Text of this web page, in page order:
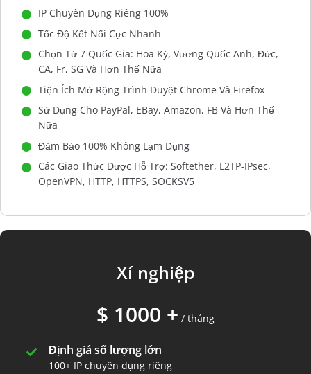
IP Chuyên Dụng Riêng 100%
Tốc Độ Kết Nối Cực Nhanh
Chọn Từ 7 Quốc Gia: Hoa Kỳ, Vương Quốc Anh, Đức,
CA, Fr, SG Và Hơn Thế Nữa
Tiện Ích Mở Rộng Trình Duyệt Chrome Và Firefox
Sử Dụng Cho PayPal, EBay, Amazon, FB Và Hơn Thế
Nữa
Đảm Bảo 100% Không Lạm Dụng
Các Giao Thức Được Hỗ Trợ: Softether, L2TP-IPsec,
OpenVPN, HTTP, HTTPS, SOCKSV5
Xí nghiệp
$ 1000 + / tháng
Định giá số lượng lớn
100+ IP chuyên dụng riêng